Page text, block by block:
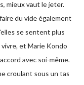
mieux vaut le jeter.
du vide également
se sentent plus
et Marie Kondo
avec soi-même.
croulant sous un tas